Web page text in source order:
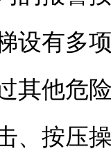
设有多
其他危
、按压